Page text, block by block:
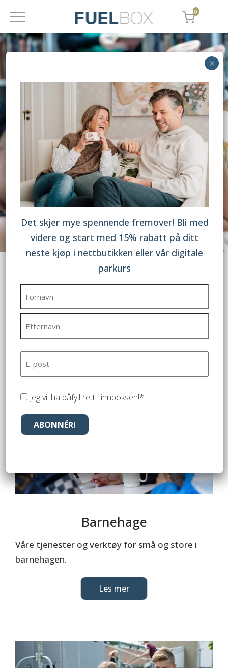
Gode samtaler for et bedre
Barnehage
Våre tjenester og verktøy for små og store i
barnehagen.
Les mer
0
Det skjer mye spennende fremover! Bli med
videre og start med 15% rabatt på ditt
neste kjøp i nettbutikken eller vår digitale
parkurs
Fornavn
post(Påkrevd)
Jeg vil ha påfyll rett i innboksen!*
ABONNÉR!